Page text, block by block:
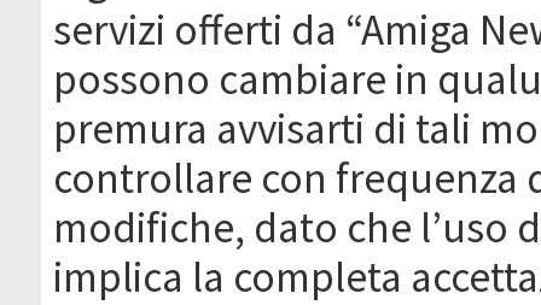
servizi offerti da “Amiga
possono cambiare in
premura avvisarti di tali
controllare con frequenza
modifiche, dato che l’uso
implica la completa